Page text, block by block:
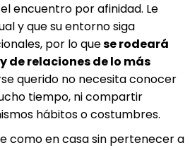
encuentro por afinidad. Le
y que su entorno siga
por lo quese rodeará
de relaciones de lo más
querido no necesita conocer
tiempo, ni compartir
hábitos o costumbres.
como en casa sin pertenecer a